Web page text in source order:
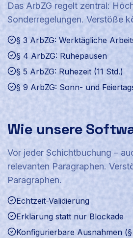
Das ArbZG regelt zentral:
Sonderregelungen. Verstöße
§ 3 ArbZG: Werktägliche
§ 4 ArbZG: Ruhepausen
§ 5 ArbZG: Ruhezeit (11 Std.)
§ 9 ArbZG: Sonn- und
Wie unsere
Vor jeder Schichtbuchung –
relevanten Paragraphen.
Paragraphen.
Echtzeit-Validierung
Erklärung statt nur Blockade
Konfigurierbare Ausnahmen